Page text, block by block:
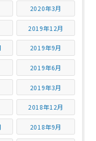
2020年3月
2019年12月
2019年9月
2019年6月
2019年3月
2018年12月
2018年9月